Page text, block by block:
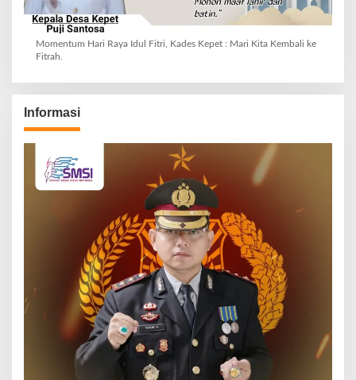
Momentum Hari Raya Idul Fitri, Kades Kepet : Mari Kita Kembali ke
Fitrah.
Informasi